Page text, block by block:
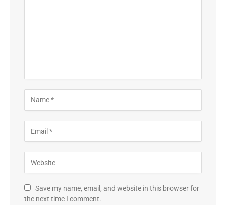
Save my name, email, and website in this browser for
the next time I comment.